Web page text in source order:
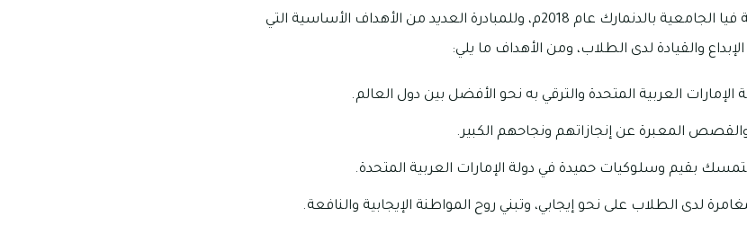
أنشطتها رحلة طلبة المبادرة إلى كلية فيا الجامعية بالدنمارك عام 2018م، وللمبادرة العديد من الأهداف الأساسية التي
والقيادة لدى الطلاب، ومن الأهداف ما يلي:
العربية المتحدة والترقي به نحو الأفضل بين دول العالم.
المعبرة عن إنجازاتهم ونجاحهم الكبير.
بقيم وسلوكيات حميدة في دولة الإمارات العربية المتحدة.
لدى الطلاب على نحو إيجابي، وتبني روح المواطنة الإيجابية والنافعة.